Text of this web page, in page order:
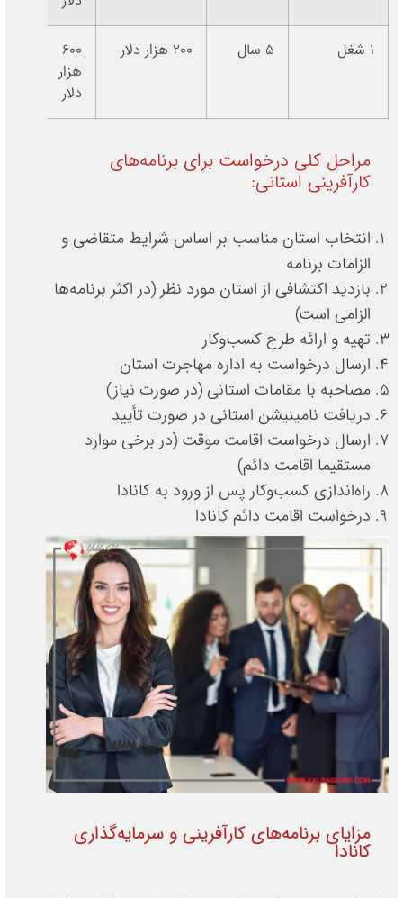
1 شغل 5 سال 200 هزار دلار
600
هزار
دلار
مراحل کلی درخواست برای برنامه‌های
کارآفرینی استانی:
انتخاب استان مناسب بر اساس شرایط متقاضی و
الزامات برنامه
بازدید اکتشافی از استان مورد نظر (در اکثر برنامه‌ها
الزامی است)
تهیه و ارائه طرح کسب‌وکار
ارسال درخواست به اداره مهاجرت استان
مصاحبه با مقامات استانی (در صورت نیاز)
دریافت نامینیشن استانی در صورت تأیید
ارسال درخواست اقامت موقت (در برخی موارد
مستقیما اقامت دائم)
راه‌اندازی کسب‌وکار پس از ورود به کانادا
درخواست اقامت دائم کانادا
مزایای برنامه‌های کارآفرینی و سرمایه‌گذاری
کانادا